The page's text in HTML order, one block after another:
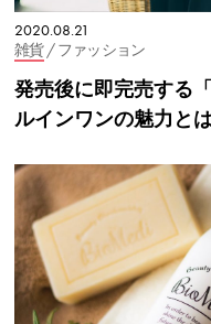
2020.08.21
雑貨/ ファッション
発売後に即完売する
ルインワンの魅力と